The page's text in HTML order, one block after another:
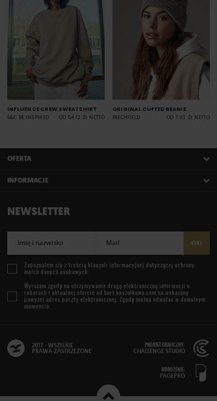
INFLUENCE CREW SWEATSHIRT
B&C BE INSPIRED OD 54.12 ZŁ NETTO
ORIGINAL CUFFED BEANIE
BEECHFIELD OD 7.03 ZŁ NETTO
OFERTA
INFORMACJE
NEWSLETTER
Imię i nazwisko Mail OK!
Zapoznałem się z treścią klauzuli informacyjnej dotyczącej ochrony
moich danych osobowych.
Wyrażam zgodę na otrzymywanie drogą elektroniczną informacji o
rabatach i aktualnej ofercie od hurt.koszulkowo.com na wskazany
powyżej adres poczty elektronicznej. Zgodę można odwołać w dowolnym
momencie.
2017 - WSZELKIE
PRAWA ZASTRZEŻONE
PROJEKT GRAFICZNY:
CHALLENGE STUDIO
WDROŻENIE:
PAGEPRO